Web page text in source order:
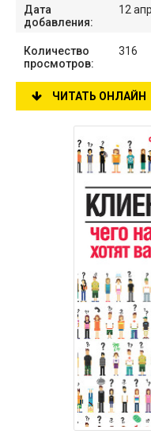
Дата
добавления:
12
Количество
просмотров:
316
ЧИТАТЬ ОНЛАЙН